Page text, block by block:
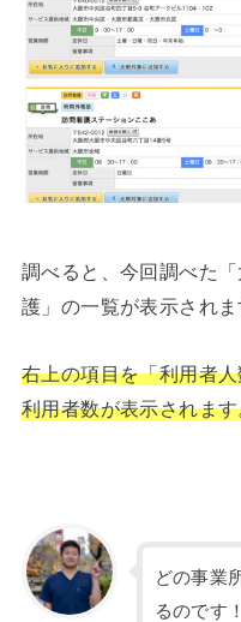
調べると、今回調べた
護」の一覧が表示されま
右上の項目を「利用者
利用者数が表示されま
どの事業
るのです！